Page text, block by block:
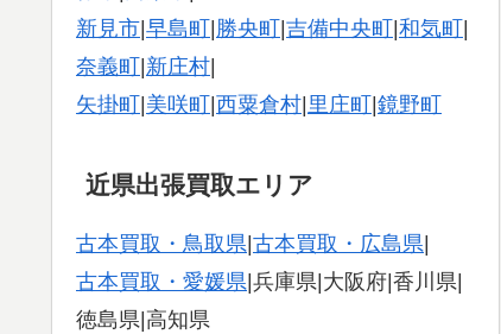
新見市|早島町| 勝央町|吉備中央町|和気町|
奈義町|新庄村|
矢掛町|美咲町|西粟倉村| 里庄町|鏡野町
近県出張買取エリア
古本買取・鳥取県 古本買取・広島県
古本買取・愛媛県 |兵庫県|大阪府|香川県|
徳島県|高知県